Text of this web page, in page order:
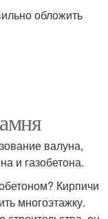
обложить
валуна,
и газобетона.
Кирпичи
многоэтажку.